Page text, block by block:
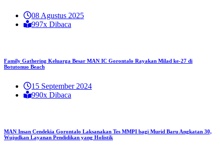
08 Agustus 2025
997x Dibaca
Family Gathering Keluarga Besar MAN IC Gorontalo Rayakan Milad ke-27 di
Botutonuo Beach
15 September 2024
990x Dibaca
MAN Insan Cendekia Gorontalo Laksanakan Tes MMPI bagi Murid Baru Angkatan 30,
Wujudkan Layanan Pendidikan yang Holistik